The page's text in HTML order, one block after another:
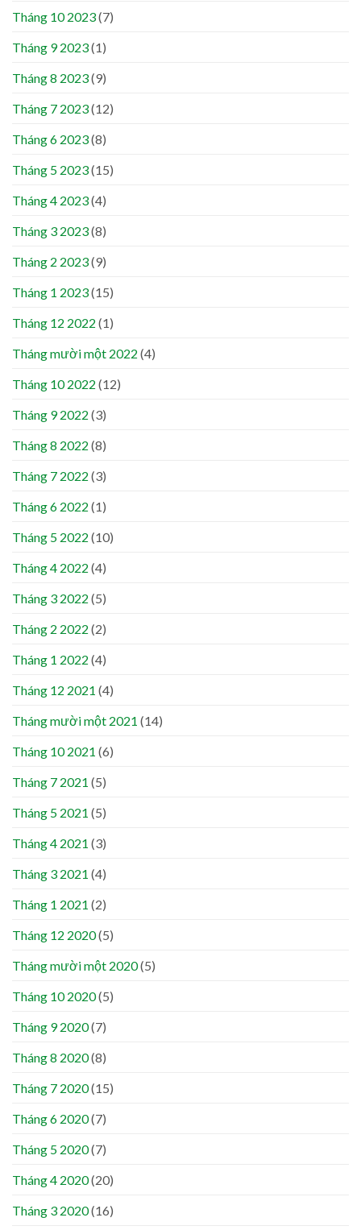
Tháng 10 2023(7)
Tháng 9 2023(1)
Tháng 8 2023(9)
Tháng 7 2023(12)
Tháng 6 2023(8)
Tháng 5 2023(15)
Tháng 4 2023(4)
Tháng 3 2023(8)
Tháng 2 2023(9)
Tháng 1 2023(15)
Tháng 12 2022 (1)
Tháng mười một 2022 (4)
Tháng 10 2022 (12)
Tháng 9 2022 (3)
Tháng 8 2022 (8)
Tháng 7 2022 (3)
Tháng 6 2022 (1)
Tháng 5 2022 (10)
Tháng 4 2022 (4)
Tháng 3 2022 (5)
Tháng 2 2022 (2)
Tháng 1 2022 (4)
Tháng 12 2021 (4)
Tháng mười một 2021 (14)
Tháng 10 2021 (6)
Tháng 7 2021 (5)
Tháng 5 2021 (5)
Tháng 4 2021 (3)
Tháng 3 2021 (4)
Tháng 1 2021 (2)
Tháng 12 2020(5)
Tháng mười một 2020(5)
Tháng 10 2020(5)
Tháng 9 2020(7)
Tháng 8 2020(8)
Tháng 7 2020(15)
Tháng 6 2020(7)
Tháng 5 2020(7)
Tháng 4 2020(20)
Tháng 3 2020(16)